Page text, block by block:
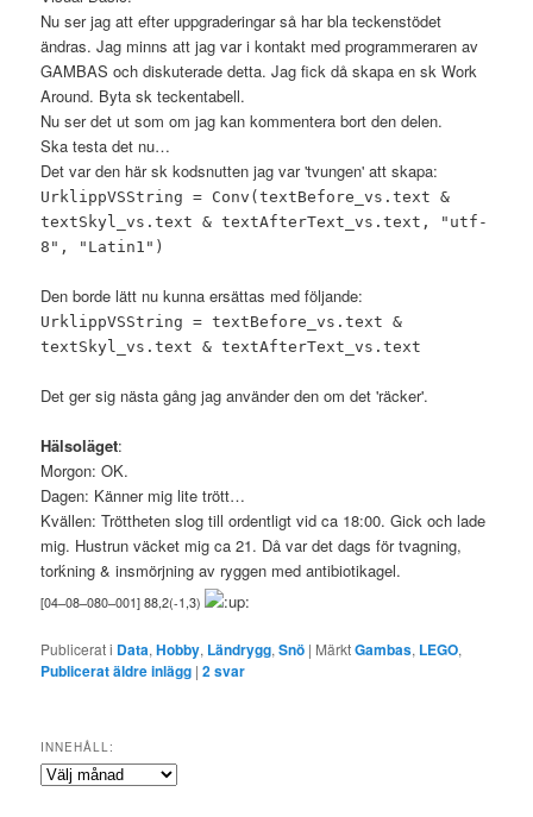
Nu ser jag att efter uppgraderingar så har bla teckenstödet
ändras. Jag minns att jag var i kontakt med programmeraren av
GAMBAS och diskuterade detta. Jag fick då skapa en sk Work
Around. Byta sk teckentabell.
Nu ser det ut som om jag kan kommentera bort den delen.
Ska testa det nu…
Det var den här sk kodsnutten jag var 'tvungen' att skapa:
UrklippVSString = Conv(textBefore_vs.text &
textSkyl_vs.text & textAfterText_vs.text, "utf-
8", "Latin1")
Den borde lätt nu kunna ersättas med följande:
UrklippVSString = textBefore_vs.text &
textSkyl_vs.text & textAfterText_vs.text
Det ger sig nästa gång jag använder den om det 'räcker'.
Hälsoläget:
Morgon: OK.
Dagen: Känner mig lite trött…
Kvällen: Tröttheten slog till ordentligt vid ca 18:00. Gick och lade
mig. Hustrun väcket mig ca 21. Då var det dags för tvagning,
torḱning & insmörjning av ryggen med antibiotikagel.
[04–08–080–001] 88,2(-1,3)
Publicerat i Data,Hobby, Ländrygg,Snö | MärktGambas, LEGO,
Publicerat äldre inlägg |2svar
INNEHÅLL:
Innehåll: